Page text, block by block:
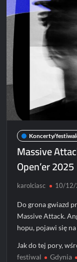
do
line-
Open’er
Festival
2025
Koncerty/
Massive
Open’er 2025
karolciasc 10/
Do grona gwiazd
Massive Attack.
hopu, pojawi się
Jak do tej pory,
festiwal Gdynia